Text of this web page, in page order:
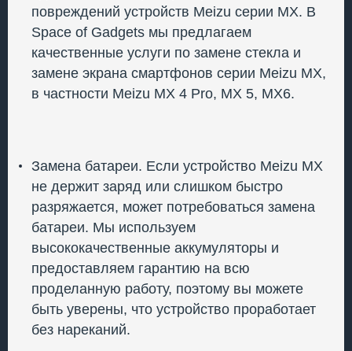
повреждений устройств Meizu серии MX. В
Space of Gadgets мы предлагаем
качественные услуги по замене стекла и
замене экрана смартфонов серии Meizu MX,
в частности Meizu MX 4 Pro, MX 5, MX6.
Замена батареи. Если устройство Meizu MX
не держит заряд или слишком быстро
разряжается, может потребоваться замена
батареи. Мы используем
высококачественные аккумуляторы и
предоставляем гарантию на всю
проделанную работу, поэтому вы можете
быть уверены, что устройство проработает
без нареканий.